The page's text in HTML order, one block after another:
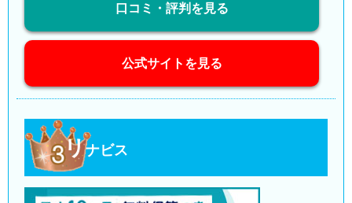
口コミ・評判を見る
公式サイトを見る
リナビス